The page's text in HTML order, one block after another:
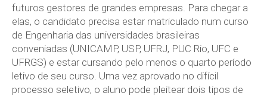
futuros gestores de grandes empresas. Para chegar a
elas, o candidato precisa estar matriculado num curso
de Engenharia das universidades brasileiras
conveniadas (UNICAMP, USP, UFRJ, PUC Rio, UFC e
UFRGS) e estar cursando pelo menos o quarto período
letivo de seu curso. Uma vez aprovado no difícil
processo seletivo, o aluno pode pleitear dois tipos de